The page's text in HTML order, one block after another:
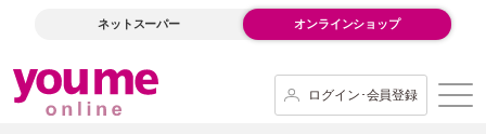
ネットスーパー オンラインショップ
ログイン･会員登録